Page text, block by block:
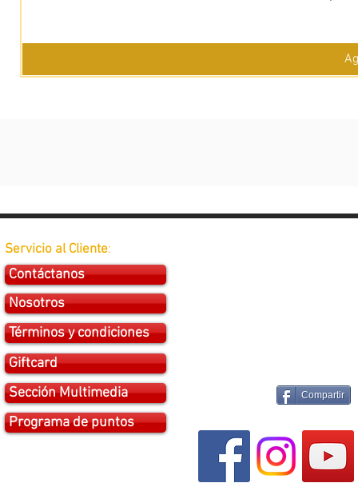
Servicio al Cliente:
Contáctanos
Nosotros
Términos y condiciones
Giftcard
Sección Multimedia
Programa de puntos
Compartir